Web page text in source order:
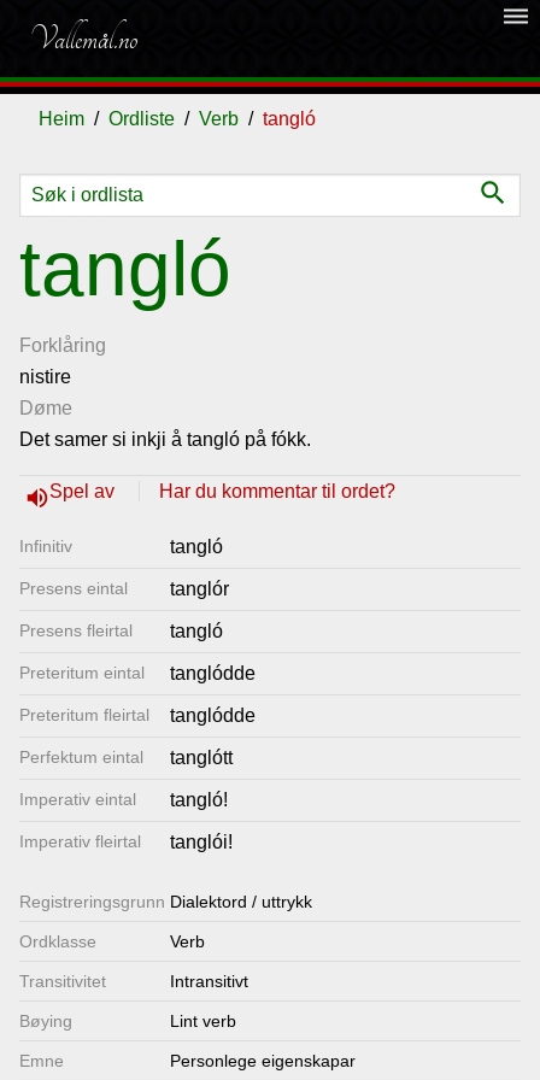
Vallemål.no
dehaze
Heim Ordliste Verb tangló
search
tangló
Forklåring
nistire
Døme
Det samer si inkji å tangló på fókk.
volume_upSpel av Har du kommentar til ordet?
Infinitiv tangló
Presens eintal tanglór
Presens fleirtal tangló
Preteritum eintal tanglódde
Preteritum fleirtal tanglódde
Perfektum eintal tanglótt
Imperativ eintal tangló!
Imperativ fleirtal tanglói!
Registrerings­grunn Dialektord / uttrykk
Ordklasse Verb
Transitivitet Intransitivt
Bøying Lint verb
Emne Personlege eigenskapar
Ordliste
Om
vallemålet
Gjestebok
Nyhende
Lenkjer
oss